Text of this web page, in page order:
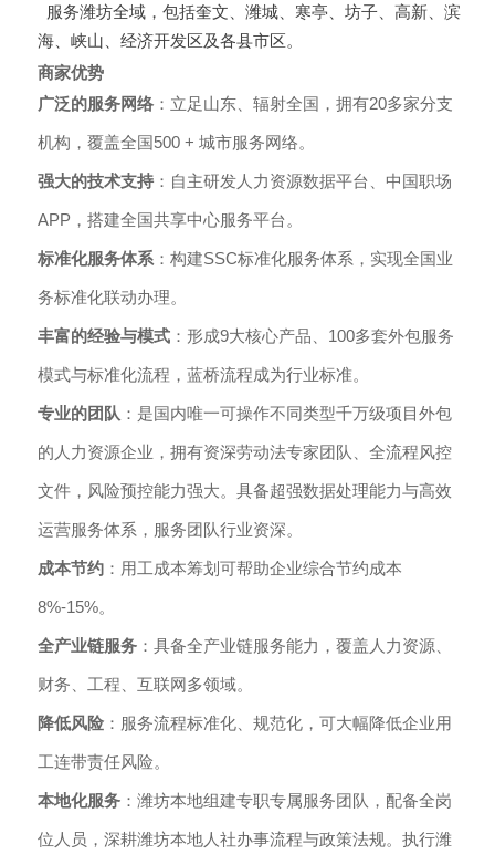
服务潍坊全域，包括奎文、潍城、寒亭、坊子、高新、滨
海、峡山、经济开发区及各县市区。
商家优势
广泛的服务网络 ：立足山东、辐射全国，拥有20多家分支
机构，覆盖全国500 + 城市服务网络。
强大的技术支持 ：自主研发人力资源数据平台、中国职场
APP，搭建全国共享中心服务平台。
标准化服务体系 ：构建SSC标准化服务体系，实现全国业
务标准化联动办理。
丰富的经验与模式 ：形成9大核心产品、100多套外包服务
模式与标准化流程，蓝桥流程成为行业标准。
专业的团队 ：是国内唯一可操作不同类型千万级项目外包
的人力资源企业，拥有资深劳动法专家团队、全流程风控
文件，风险预控能力强大。具备超强数据处理能力与高效
运营服务体系，服务团队行业资深。
成本节约 ：用工成本筹划可帮助企业综合节约成本
8%-15%。
全产业链服务 ：具备全产业链服务能力，覆盖人力资源、
财务、工程、互联网多领域。
降低风险 ：服务流程标准化、规范化，可大幅降低企业用
工连带责任风险。
本地化服务 ：潍坊本地组建专职专属服务团队，配备全岗
位人员，深耕潍坊本地人社办事流程与政策法规。执行潍